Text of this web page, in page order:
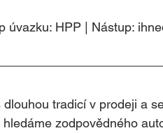
úvazku: HPP | Nástup:
tradicí v prodeji a
zodpovědného